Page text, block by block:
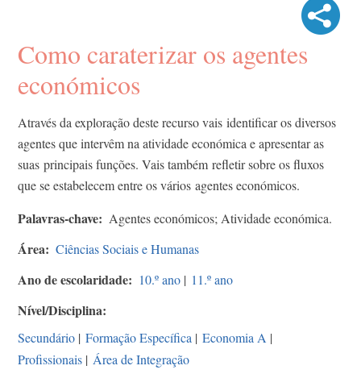
Como caraterizar os agentes
económicos
Através da exploração deste recurso vais identificar os diversos
agentes que intervêm na atividade económica e apresentar as
suas principais funções. Vais também refletir sobre os fluxos
que se estabelecem entre os vários agentes económicos.
Palavras-chave Agentes económicos; Atividade económica.
Área Ciências Sociais e Humanas
Ano de escolaridade 10.º ano | 11.º ano
Nível/Disciplina
Secundário | Formação Específica | Economia A |
Profissionais | Área de Integração